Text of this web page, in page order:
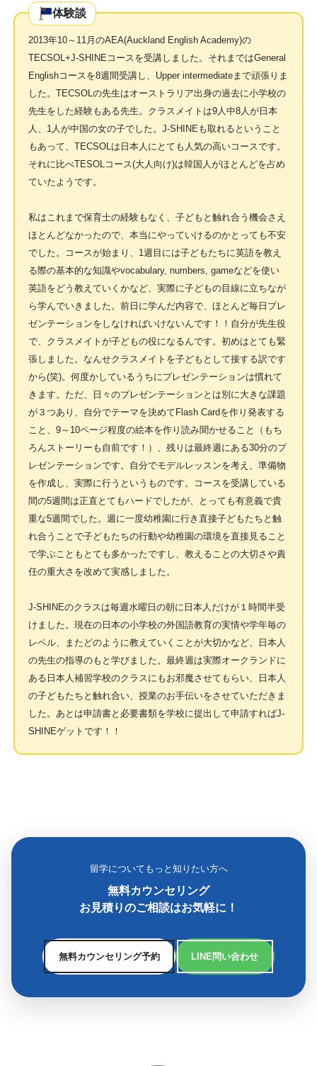
体験談
2013年10～11月のAEA(Auckland English Academy)の
TECSOL+J-SHINEコースを受講しました。それまではGeneral
Englishコースを8週間受講し、Upper intermediateまで頑張りま
した。TECSOLの先生はオーストラリア出身の過去に小学校の
先生をした経験もある先生。クラスメイトは9人中8人が日本
人、1人が中国の女の子でした。J-SHINEも取れるということ
もあって、TECSOLは日本人にとても人気の高いコースです。
それに比べTESOLコース(大人向け)は韓国人がほとんどを占め
ていたようです。
私はこれまで保育士の経験もなく、子どもと触れ合う機会さえ
ほとんどなかったので、本当にやっていけるのかとっても不安
でした。コースが始まり、1週目には子どもたちに英語を教え
る際の基本的な知識やvocabulary, numbers, gameなどを使い
英語をどう教えていくかなど、実際に子どもの目線に立ちなが
ら学んでいきました。前日に学んだ内容で、ほとんど毎日プレ
ゼンテーションをしなければいけないんです！！自分が先生役
で、クラスメイトが子どもの役になるんです。初めはとても緊
張しました。なんせクラスメイトを子どもとして接する訳です
から(笑)。何度かしているうちにプレゼンテーションは慣れて
きます。ただ、日々のプレゼンテーションとは別に大きな課題
が３つあり、自分でテーマを決めてFlash Cardを作り発表する
こと、9～10ページ程度の絵本を作り読み聞かせること（もち
ろんストーリーも自前です！）、残りは最終週にある30分のプ
レゼンテーションです。自分でモデルレッスンを考え、準備物
を作成し、実際に行うというものです。コースを受講している
間の5週間は正直とてもハードでしたが、とっても有意義で貴
重な5週間でした。週に一度幼稚園に行き直接子どもたちと触
れ合うことで子どもたちの行動や幼稚園の環境を直接見ること
で学ぶこともとても多かったですし、教えることの大切さや責
任の重大さを改めて実感しました。
J-SHINEのクラスは毎週水曜日の朝に日本人だけが１時間半受
けました。現在の日本の小学校の外国語教育の実情や学年毎の
レベル、またどのように教えていくことが大切かなど、日本人
の先生の指導のもと学びました。最終週は実際オークランドに
ある日本人補習学校のクラスにもお邪魔させてもらい、日本人
の子どもたちと触れ合い、授業のお手伝いをさせていただきま
した。あとは申請書と必要書類を学校に提出して申請すればJ-
SHINEゲットです！！
留学についてもっと知りたい方へ
無料カウンセリング
お見積りのご相談はお気軽に！
無料カウンセリング予約 LINE問い合わせ